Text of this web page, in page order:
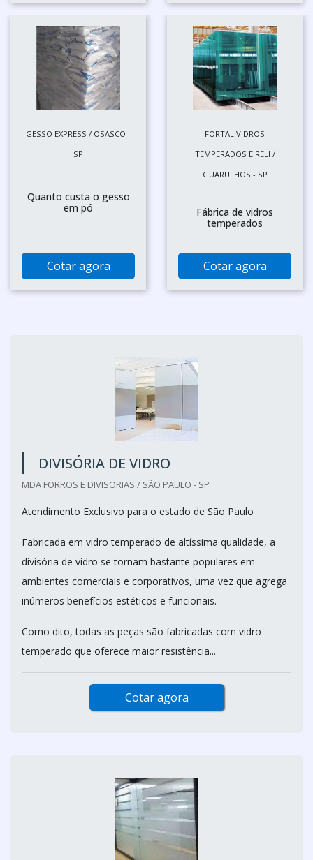
GESSO EXPRESS / OSASCO -
SP
Quanto custa o gesso
em pó
Cotar agora
FORTAL VIDROS
TEMPERADOS EIRELI /
GUARULHOS - SP
Fábrica de vidros
temperados
Cotar agora
DIVISÓRIA DE VIDRO
MDA FORROS E DIVISORIAS / SÃO PAULO - SP
Atendimento Exclusivo para o estado de São Paulo
Fabricada em vidro temperado de altíssima qualidade, a
divisória de vidro se tornam bastante populares em
ambientes comerciais e corporativos, uma vez que agrega
inúmeros benefícios estéticos e funcionais.
Como dito, todas as peças são fabricadas com vidro
temperado que oferece maior resistência...
Cotar agora